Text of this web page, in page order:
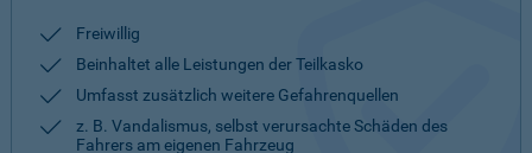
Freiwillig
Beinhaltet alle Leistungen der Teilkasko
Umfasst zusätzlich weitere Gefahrenquellen
z. B. Vandalismus, selbst verursachte Schäden des
Fahrers am eigenen Fahrzeug